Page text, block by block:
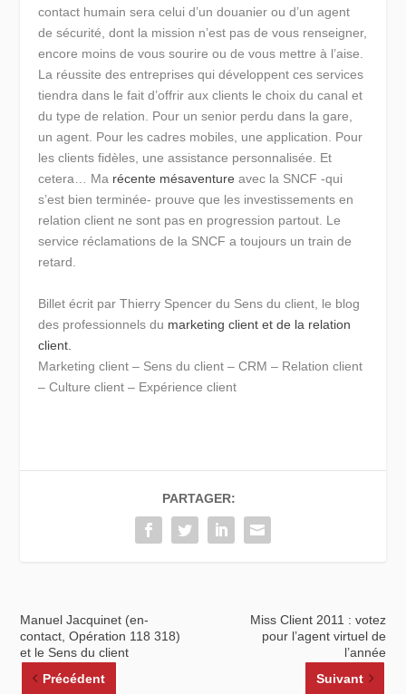
contact humain sera celui d’un douanier ou d’un agent
de sécurité, dont la mission n’est pas de vous renseigner,
encore moins de vous sourire ou de vous mettre à l’aise.
La réussite des entreprises qui développent ces services
tiendra dans le fait d’offrir aux clients le choix du canal et
du type de relation. Pour un senior perdu dans la gare,
un agent. Pour les cadres mobiles, une application. Pour
les clients fidèles, une assistance personnalisée. Et
cetera… Ma récente mésaventure avec la SNCF -qui
s’est bien terminée- prouve que les investissements en
relation client ne sont pas en progression partout. Le
service réclamations de la SNCF a toujours un train de
retard.
Billet écrit par Thierry Spencer du Sens du client, le blog
des professionnels du marketing client et de la relation
client.
Marketing client – Sens du client – CRM – Relation client
– Culture client – Expérience client
PARTAGER:
Manuel Jacquinet (en-
contact, Opération 118 318)
et le Sens du client
Précédent
Miss Client 2011 : votez
pour l’agent virtuel de
l’année
Suivant